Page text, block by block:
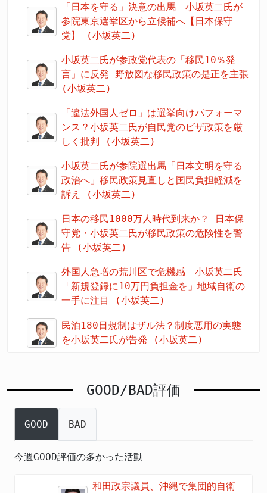
「日本を守る」決意の出馬 小坂英二氏が
参院東京選挙区から立候補へ【日本保守
党】 (小坂英二)
小坂英二氏が参政党代表の「移民10％発
言」に反発 野放図な移民政策の是正を主張
(小坂英二)
「違法外国人ゼロ」は選挙向けパフォーマ
ンス？小坂英二氏が自民党のビザ政策を厳
しく批判 (小坂英二)
小坂英二氏が参院選出馬「日本文明を守る
政治へ」移民政策見直しと国民負担軽減を
訴え (小坂英二)
日本の移民1000万人時代到来か？ 日本保
守党・小坂英二氏が移民政策の危険性を警
告 (小坂英二)
外国人急増の荒川区で危機感 小坂英二氏
「新規登録に10万円負担金を」地域自衛の
一手に注目 (小坂英二)
民泊180日規制はザル法？制度悪用の実態
を小坂英二氏が告発 (小坂英二)
GOOD/BAD評価
GOOD BAD
今週GOOD評価の多かった活動
和田政宗議員、沖縄で集団的自衛